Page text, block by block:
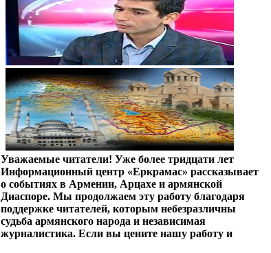
Уважаемые читатели! Уже более тридцати лет
Информационный центр «Еркрамас» рассказывает
о событиях в Армении, Арцахе и армянской
Диаспоре. Мы продолжаем эту работу благодаря
поддержке читателей, которым небезразличны
судьба армянского народа и независимая
журналистика. Если вы цените нашу работу и